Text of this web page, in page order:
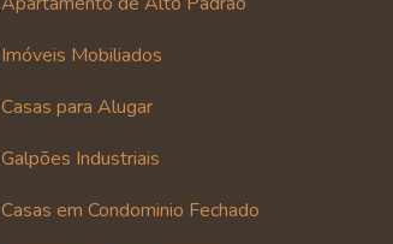
Imóveis Mobiliados
Casas para Alugar
Galpões Industriais
Casas em Condominio Fechado